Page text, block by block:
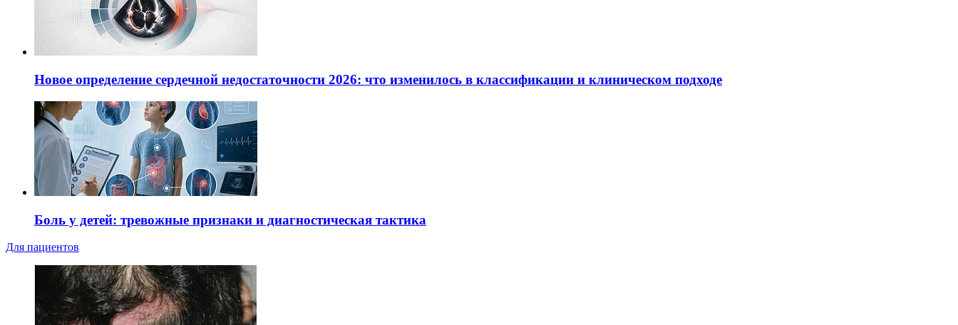
Новое определение сердечной недостаточности 2026: что изменилось в классификации и клиническом подходе
Боль у детей: тревожные признаки и диагностическая тактика
Для пациентов